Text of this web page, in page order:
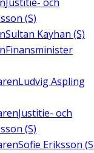
(S)
Sultan Kayhan (S)
Finansminister
Ludvig Aspling
Justitie- och
(S)
Sofie Eriksson